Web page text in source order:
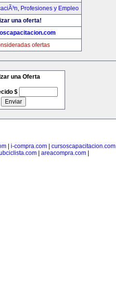
, Profesiones y Empleo
una oferta!
ofertas
una Oferta
$
| i-compra.com| cursoscapacitacion.com|
areacompra.com